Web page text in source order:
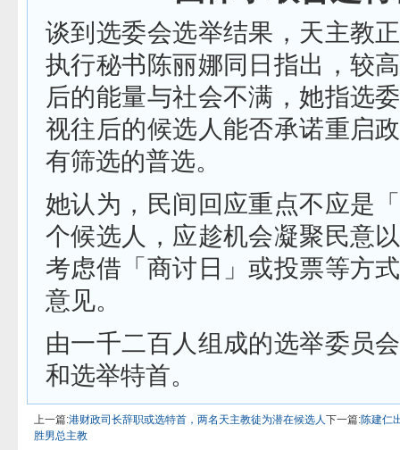
谈到选委会选举结果，天主教
执行秘书陈丽娜同日指出，较
后的能量与社会不满，她指选
视往后的候选人能否承诺重启
有筛选的普选。
她认为，民间回应重点不应是
个候选人，应趁机会凝聚民意
考虑借「商讨日」或投票等方
意见。
由一千二百人组成的选举委员
和选举特首。
上一篇:港财政司长辞职或选特首，两名天主教徒为潜在候选人下一篇:陈建仁
胜男总主教